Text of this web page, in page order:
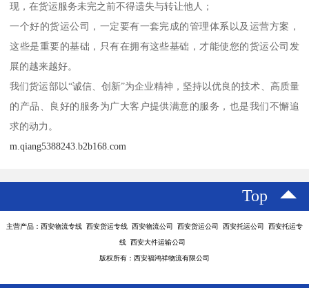
现，在货运服务未完之前不得遗失与转让他人；
一个好的货运公司，一定要有一套完成的管理体系以及运营方案，
这些是重要的基础，只有在拥有这些基础，才能使您的货运公司发
展的越来越好。
我们货运部以“诚信、创新”为企业精神，坚持以优良的技术、高质量
的产品、良好的服务为广大客户提供满意的服务，也是我们不懈追
求的动力。
m.qiang5388243.b2b168.com
Top
主营产品：西安物流专线 西安货运专线 西安物流公司 西安货运公司 西安托运公司 西安托运专
线 西安大件运输公司
版权所有：西安福鸿祥物流有限公司